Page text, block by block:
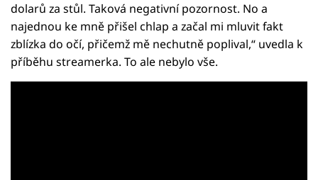
dolarů za stůl. Taková negativní pozornost. No a
najednou ke mně přišel chlap a začal mi mluvit fakt
zblízka do očí, přičemž mě nechutně poplival,“ uvedla k
příběhu streamerka. To ale nebylo vše.